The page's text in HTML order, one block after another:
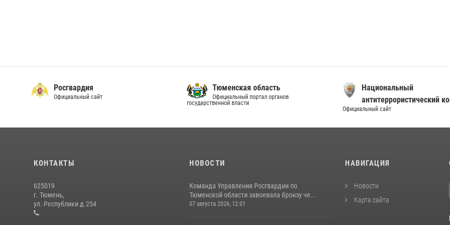
Росгвардия
Официальный сайт
Тюменская область
Официальный портал органов
государственной власти
Национальный
антитеррористический
Официальный сайт
КОНТАКТЫ
625019
г. Тюмень,
ул. Республики д.254
НОВОСТИ
Команда Управления Росгвардии по
Тюменской области завоевала бронзу че...
07 августа 2026, 12:01
НАВИГАЦИЯ
Новости
Карта сайта